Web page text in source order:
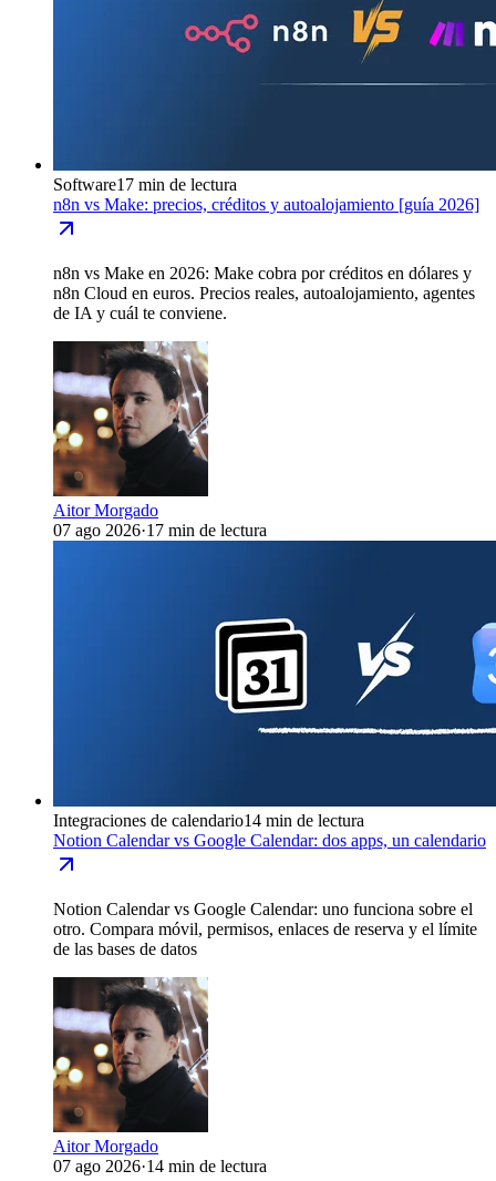
Software17 min de lectura
n8n vs Make: precios, créditos y autoalojamiento [guía 2026]
n8n vs Make en 2026: Make cobra por créditos en dólares y
n8n Cloud en euros. Precios reales, autoalojamiento, agentes
de IA y cuál te conviene.
Aitor Morgado
07 ago 2026·17 min de lectura
Integraciones de calendario14 min de lectura
Notion Calendar vs Google Calendar: dos apps, un calendario
Notion Calendar vs Google Calendar: uno funciona sobre el
otro. Compara móvil, permisos, enlaces de reserva y el límite
de las bases de datos
Aitor Morgado
07 ago 2026·14 min de lectura